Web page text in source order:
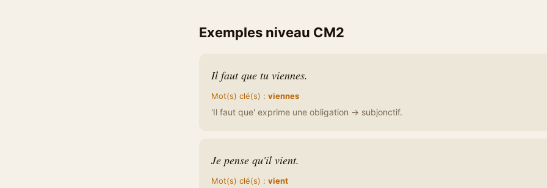
Exemples niveau CM2
Il faut que tu viennes.
Mot(s) clé(s) : viennes
'Il faut que' exprime une obligation → subjonctif.
Je pense qu'il vient.
Mot(s) clé(s) : vient